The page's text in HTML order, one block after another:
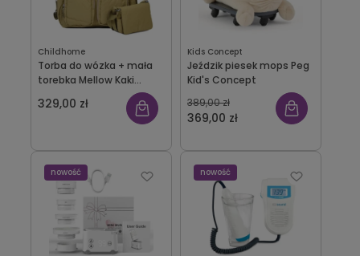
Childhome
Torba do wózka + mała
torebka Mellow Kaki
329,00 zł
Kids Concept
Jeździk piesek mops Peg
Kid's Concept
369,00 zł
389,00 zł
nowość nowość